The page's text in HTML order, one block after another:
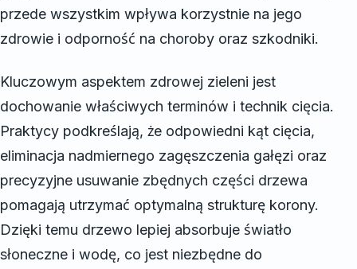
przede wszystkim wpływa korzystnie na jego
zdrowie i odporność na choroby oraz szkodniki.
Kluczowym aspektem zdrowej zieleni jest
dochowanie właściwych terminów i technik cięcia.
Praktycy podkreślają, że odpowiedni kąt cięcia,
eliminacja nadmiernego zagęszczenia gałęzi oraz
precyzyjne usuwanie zbędnych części drzewa
pomagają utrzymać optymalną strukturę korony.
Dzięki temu drzewo lepiej absorbuje światło
słoneczne i wodę, co jest niezbędne do